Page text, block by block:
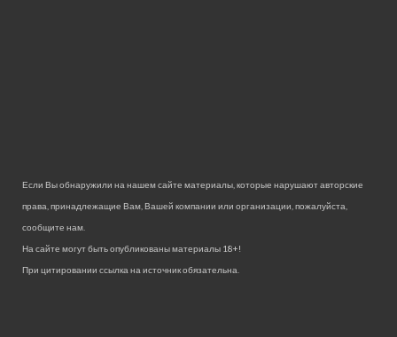
Если Вы обнаружили на нашем сайте материалы, которые нарушают авторские
права, принадлежащие Вам, Вашей компании или организации, пожалуйста,
сообщите нам.
На сайте могут быть опубликованы материалы 18+!
При цитировании ссылка на источник обязательна.